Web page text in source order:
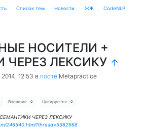
Cписок тем Новости ЖЖ CodeNLP
НОСИТЕЛИ +
ЛЕКСИКУ ↑
12:53 в посте Metapractice
Внешние 0 Цитируется 0
ЧЕРЕЗ ЛЕКСИКУ
246540.html?thread=5382668